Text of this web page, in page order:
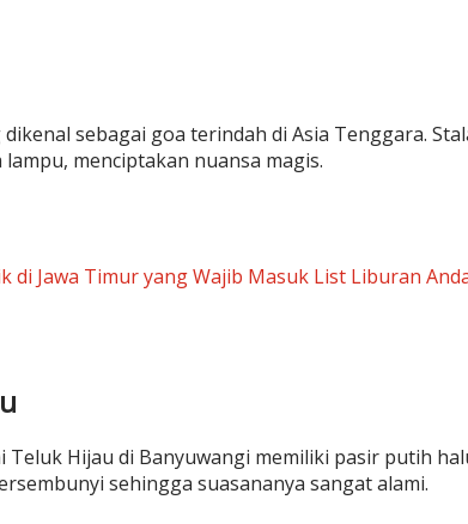
dikenal sebagai goa terindah di Asia Tenggara.
menciptakan nuansa magis.
di Jawa Timur yang Wajib Masuk List Liburan
Teluk Hijau di Banyuwangi memiliki pasir putih
sehingga suasananya sangat alami.